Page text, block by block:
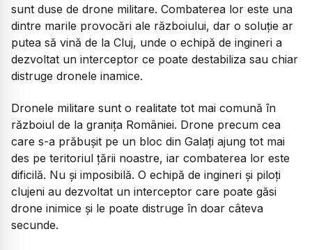
sunt duse de drone militare. Combaterea lor este una
dintre marile provocări ale războiului, dar o soluție ar
putea să vină de la Cluj, unde o echipă de ingineri a
dezvoltat un interceptor ce poate destabiliza sau chiar
distruge dronele inamice.
Dronele militare sunt o realitate tot mai comună în
războiul de la granița României. Drone precum cea
care s-a prăbușit pe un bloc din Galați ajung tot mai
des pe teritoriul țării noastre, iar combaterea lor este
dificilă. Nu și imposibilă. O echipă de ingineri și piloți
clujeni au dezvoltat un interceptor care poate găsi
drone inimice și le poate distruge în doar câteva
secunde.